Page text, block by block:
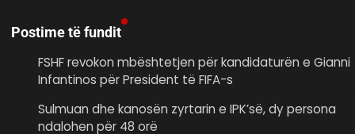
Postime të fundit
FSHF revokon mbështetjen për kandidaturën e Gianni
Infantinos për President të FIFA-s
Sulmuan dhe kanosën zyrtarin e IPK’së, dy persona
ndalohen për 48 orë